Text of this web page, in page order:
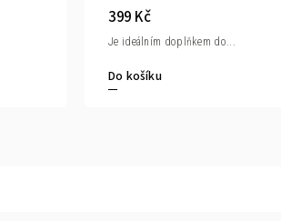
399 Kč
Do košíku
Je ideálním doplňkem do...